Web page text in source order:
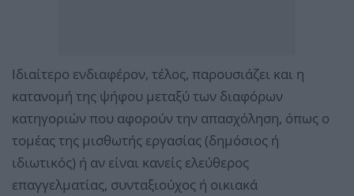
Ιδιαίτερο ενδιαφέρον, τέλος, παρουσιάζει και η
κατανομή της ψήφου μεταξύ των διαφόρων
κατηγοριών που αφορούν την απασχόληση, όπως ο
τομέας της μισθωτής εργασίας (δημόσιος ή
ιδιωτικός) ή αν είναι κανείς ελεύθερος
επαγγελματίας, συνταξιούχος ή οικιακά